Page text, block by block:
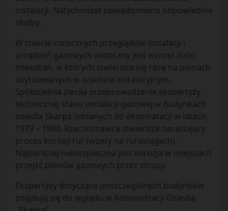
instalacji. Natychmiast zawiadomiono odpowiednie
służby.
W trakcie corocznych przeglądów instalacji i
urządzeń gazowych widoczny jest wzrost ilości
mieszkań, w których stwierdza się rdzę na pionach
usytuowanych w szachcie instalacyjnym.
Spółdzielnia zleciła przeprowadzenie ekspertyzy
technicznej stanu instalacji gazowej w budynkach
osiedla Skarpa oddanych do eksploatacji w latach
1979 – 1983. Rzeczoznawca stwierdził narastający
proces korozji rur (wżery na rurociągach).
Najbardziej niebezpieczna jest korozja w miejscach
przejść pionów gazowych przez stropy.
Ekspertyzy dotyczące poszczególnych budynków
znajdują się do wglądu w Administracji Osiedla